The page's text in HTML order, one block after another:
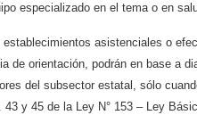
especializado en el tema o en
asistenciales o
de orientación, podrán en base a
del subsector estatal, sólo
y 45 de la Ley N° 153 – Ley